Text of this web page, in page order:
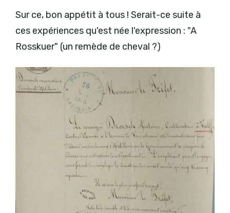
Sur ce, bon appétit à tous ! Serait-ce suite à
ces expériences qu'est née l'expression : "A
Rosskuer" (un remède de cheval ?)